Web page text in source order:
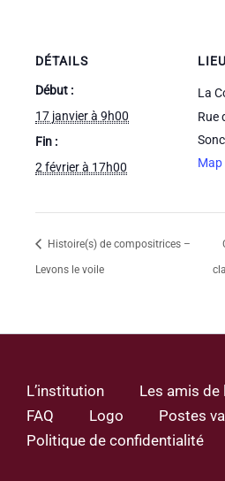
DÉTAILS
Début :
17 janvier à 9h00
Fin :
2 février à 17h00
LIEU
La
Rue
Map
Histoire(s) de compositrices –
Levons le voile
L’institution Les amis de
FAQ
Logo
Postes
Politique de confidentialité